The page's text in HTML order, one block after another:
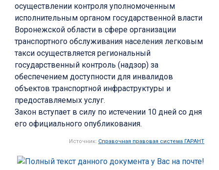
осуществлении контроля уполномоченным
исполнительным органом государственной власти
Воронежской области в сфере организации
транспортного обслуживания населения легковым
такси осуществляется региональный
государственный контроль (надзор) за
обеспечением доступности для инвалидов
объектов транспортной инфраструктуры и
предоставляемых услуг.
Закон вступает в силу по истечении 10 дней со дня
его официального опубликования.
Источник: Справочная правовая система ГАРАНТ